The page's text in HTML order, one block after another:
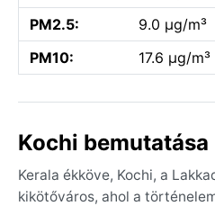
PM2.5:
9.0 µg/m³
PM10:
17.6 µg/m³
Kochi bemutatása
Kerala ékköve, Kochi, a
kikötőváros, ahol a